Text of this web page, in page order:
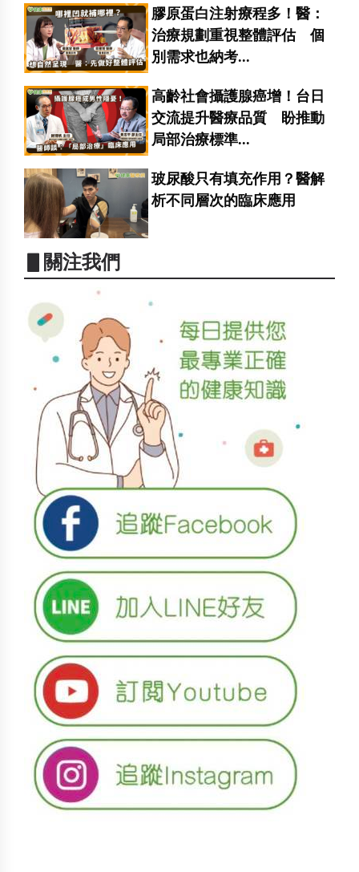
護與運動恢復
膠原蛋白注射療程多！醫：
治療規劃重視整體評估 個
別需求也納考...
高齡社會攝護腺癌增！台日
交流提升醫療品質 盼推動
局部治療標準...
玻尿酸只有填充作用？醫解
▋關注我們